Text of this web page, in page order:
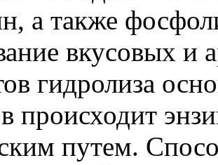
а также
вкусовых и
гидролиза
происходит
путем.